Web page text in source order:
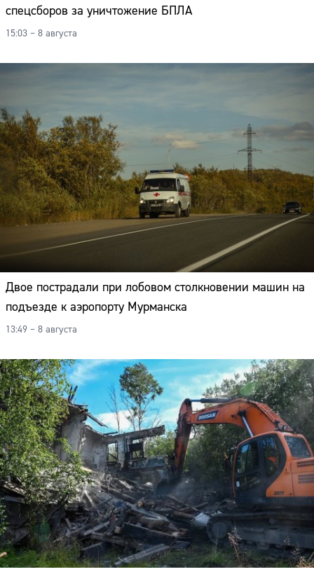
спецсборов за уничтожение БПЛА
15:03 – 8 августа
Двое пострадали при лобовом столкновении машин на
подъезде к аэропорту Мурманска
13:49 – 8 августа